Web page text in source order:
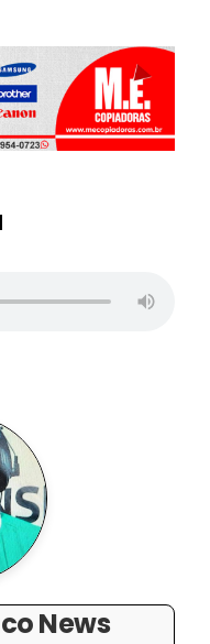
News